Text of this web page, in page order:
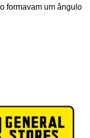
formavam um ângulo